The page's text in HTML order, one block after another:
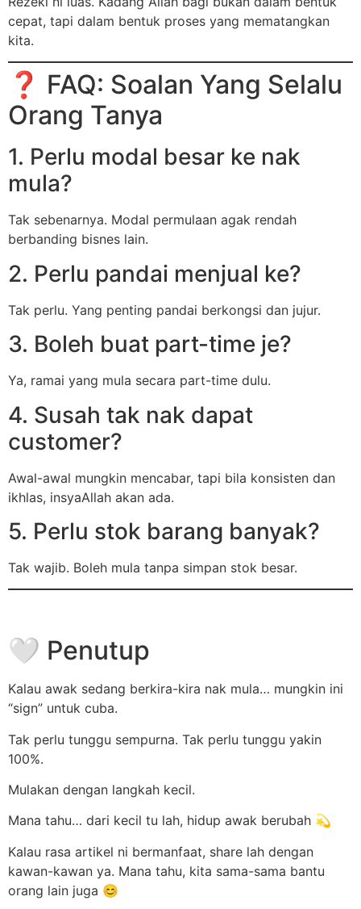
cepat, tapi dalam bentuk proses yang mematangkan
kita.
❓ FAQ: Soalan Yang Selalu
Orang Tanya
1. Perlu modal besar ke nak
mula?
Tak sebenarnya. Modal permulaan agak rendah
berbanding bisnes lain.
2. Perlu pandai menjual ke?
Tak perlu. Yang penting pandai berkongsi dan jujur.
3. Boleh buat part-time je?
Ya, ramai yang mula secara part-time dulu.
4. Susah tak nak dapat
customer?
Awal-awal mungkin mencabar, tapi bila konsisten dan
ikhlas, insyaAllah akan ada.
5. Perlu stok barang banyak?
Tak wajib. Boleh mula tanpa simpan stok besar.
🤍 Penutup
Kalau awak sedang berkira-kira nak mula… mungkin ini
“sign” untuk cuba.
Tak perlu tunggu sempurna. Tak perlu tunggu yakin
100%.
Mulakan dengan langkah kecil.
Mana tahu… dari kecil tu lah, hidup awak berubah 💫
Kalau rasa artikel ni bermanfaat, share lah dengan
kawan-kawan ya. Mana tahu, kita sama-sama bantu
orang lain juga 😊